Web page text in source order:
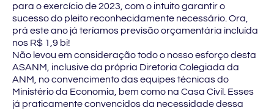
para o exercício de 2023, com o intuito garantir o
sucesso do pleito reconhecidamente necessário. Ora,
prá este ano já teríamos previsão orçamentária incluída
nos R$ 1,9 bi!
Não levou em consideração todo o nosso esforço desta
ASANM, inclusive da própria Diretoria Colegiada da
ANM, no convencimento das equipes técnicas do
Ministério da Economia, bem como na Casa Civil. Esses
já praticamente convencidos da necessidade dessa